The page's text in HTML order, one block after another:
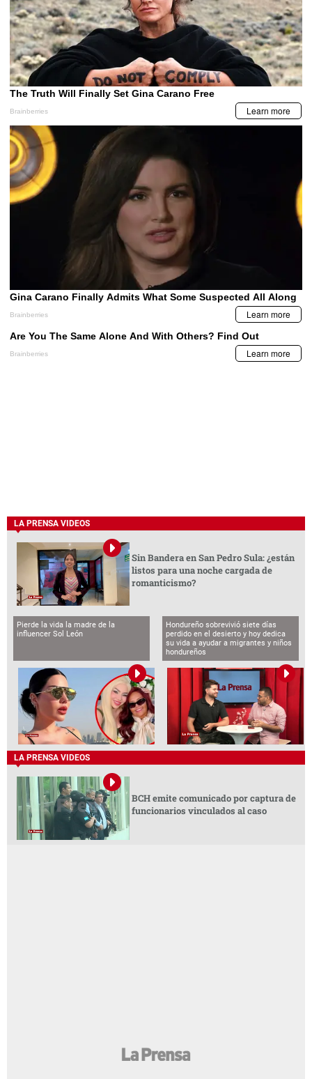
LA PRENSA VIDEOS
Sin Bandera en San Pedro Sula: ¿están
listos para una noche cargada de
romanticismo?
Pierde la vida la madre de la
influencer Sol León
Hondureño sobrevivió siete días
perdido en el desierto y hoy dedica
su vida a ayudar a migrantes y niños
hondureños
LA PRENSA VIDEOS
BCH emite comunicado por captura de
funcionarios vinculados al caso